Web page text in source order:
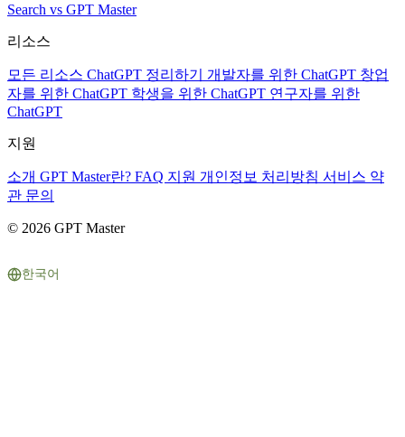
Search vs GPT Master
리소스
모든 리소스 ChatGPT 정리하기 개발자를 위한 ChatGPT 창업
자를 위한 ChatGPT 학생을 위한 ChatGPT 연구자를 위한
ChatGPT
지원
소개 GPT Master란? FAQ 지원 개인정보 처리방침 서비스 약
관 문의
© 2026 GPT Master
한국어